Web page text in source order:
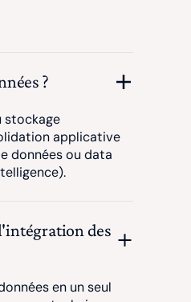
?
stockage
applicative
données ou data
des
en un seul